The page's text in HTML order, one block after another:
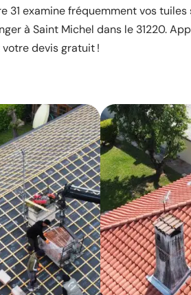
31 examine fréquemment vos
à Saint Michel dans le 31220.
devis gratuit !